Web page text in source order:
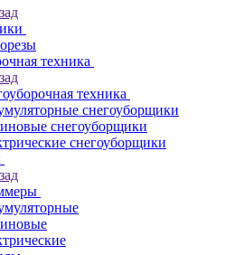
техника
техника
снегоуборщики
снегоуборщики
снегоуборщики